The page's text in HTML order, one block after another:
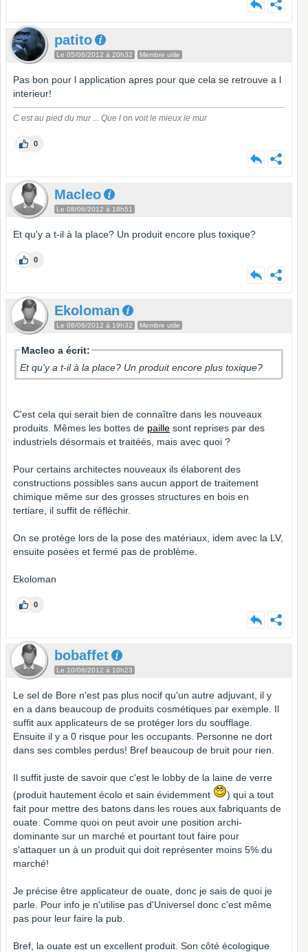
patito
Le 05/06/2012 à 20h32 Membre utile
Pas bon pour l application apres pour que cela se retrouve a l
interieur!
C est au pied du mur ... Que l on voit le mieux le mur
0
Macleo
Le 08/06/2012 à 18h51
Et qu'y a t-il à la place? Un produit encore plus toxique?
0
Ekoloman
Le 08/06/2012 à 19h32 Membre utile
Macleo a écrit:
Et qu'y a t-il à la place? Un produit encore plus toxique?
C'est cela qui serait bien de connaître dans les nouveaux
produits. Mêmes les bottes de paille sont reprises par des
industriels désormais et traitéés, mais avec quoi ?
Pour certains architectes nouveaux ils élaborent des
constructions possibles sans aucun apport de traitement
chimique même sur des grosses structures en bois en
tertiare, il suffit de réfléchir.
On se protège lors de la pose des matériaux, idem avec la LV,
ensuite posées et fermé pas de problème.
Ekoloman
0
bobaffet
Le 10/06/2012 à 10h23
Le sel de Bore n'est pas plus nocif qu'un autre adjuvant, il y
en a dans beaucoup de produits cosmétiques par exemple. Il
suffit aux applicateurs de se protéger lors du soufflage.
Ensuite il y a 0 risque pour les occupants. Personne ne dort
dans ses combles perdus! Bref beaucoup de bruit pour rien.
Il suffit juste de savoir que c'est le lobby de la laine de verre
(produit hautement écolo et sain évidemment
) qui a tout
fait pour mettre des batons dans les roues aux fabriquants de
ouate. Comme quoi on peut avoir une position archi-
dominante sur un marché et pourtant tout faire pour
s'attaquer un à un produit qui doit représenter moins 5% du
marché!
Je précise être applicateur de ouate, donc je sais de quoi je
parle. Pour info je n'utilise pas d'Universel donc c'est même
pas pour leur faire la pub.
Bref, la ouate est un excellent produit. Son côté écologique